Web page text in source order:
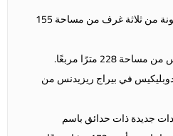
بينما تبدأ مساحات الشقق المكونة من ثلاثة غرف من مساحة 155
228 مترًا مربعًا.
في بيراج ريزيدنس من
جديدة ذات حدائق باسم